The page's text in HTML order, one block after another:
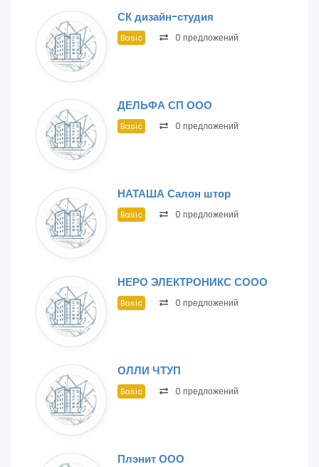
СК дизайн-студия
Basic 0 предложений
ДЕЛЬФА СП ООО
Basic 0 предложений
НАТАША Салон штор
Basic 0 предложений
НЕРО ЭЛЕКТРОНИКС СООО
Basic 0 предложений
ОЛЛИ ЧТУП
Basic 0 предложений
Плэнит ООО